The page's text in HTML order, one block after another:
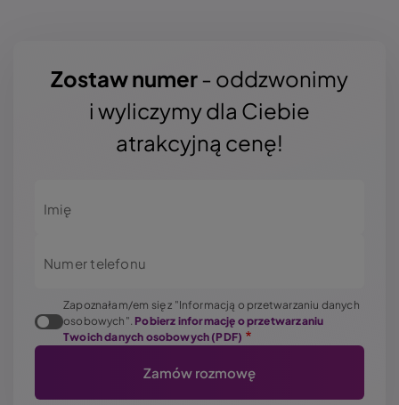
Zostaw numer- oddzwonimy
i wyliczymy dla Ciebie
atrakcyjną cenę!
Imię
Numer telefonu
Zapoznałam/em się z "Informacją o przetwarzaniu danych
osobowych". Pobierz informację o przetwarzaniu
Twoich danych osobowych (PDF)